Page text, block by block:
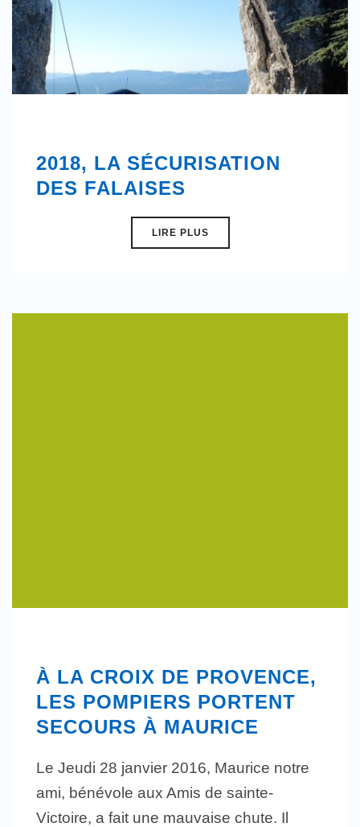
2018, LA SÉCURISATION
DES FALAISES
LIRE PLUS
À LA CROIX DE PROVENCE,
LES POMPIERS PORTENT
SECOURS À MAURICE
Le Jeudi 28 janvier 2016, Maurice notre
ami, bénévole aux Amis de sainte-
Victoire, a fait une mauvaise chute. Il